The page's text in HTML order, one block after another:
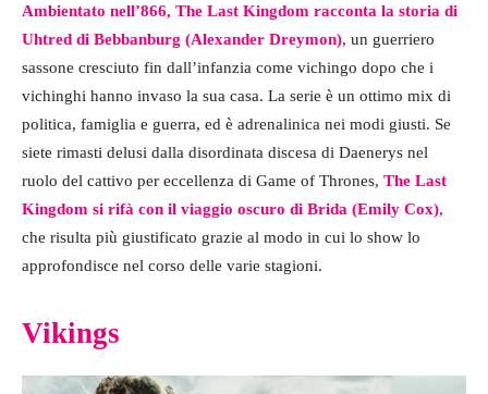
Ambientato nell’866, The Last Kingdom racconta la storia di
Uhtred di Bebbanburg (Alexander Dreymon), un guerriero
sassone cresciuto fin dall’infanzia come vichingo dopo che i
vichinghi hanno invaso la sua casa. La serie è un ottimo mix di
politica, famiglia e guerra, ed è adrenalinica nei modi giusti. Se
siete rimasti delusi dalla disordinata discesa di Daenerys nel
ruolo del cattivo per eccellenza di Game of Thrones, The Last
Kingdom si rifà con il viaggio oscuro di Brida (Emily Cox),
che risulta più giustificato grazie al modo in cui lo show lo
approfondisce nel corso delle varie stagioni.
Vikings